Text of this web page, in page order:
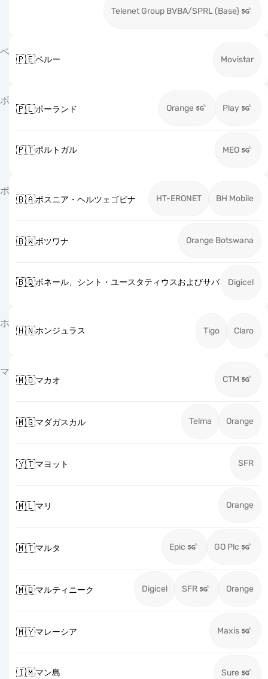
Telenet Group BVBA/SPRL (Base)
ペ
🇵🇪ペルー Movistar
ポ
🇵🇱ポーランド Orange Play
🇵🇹ポルトガル MEO
ボ
🇧🇦ボスニア・ヘルツェゴビナ HT-ERONET BH Mobile
🇧🇼ボツワナ Orange Botswana
🇧🇶ボネール、シント・ユースタティウスおよびサバ Digicel
ホ
🇭🇳ホンジュラス Tigo Claro
マ
🇲🇴マカオ CTM
🇲🇬マダガスカル Telma Orange
🇾🇹マヨット SFR
🇲🇱マリ Orange
🇲🇹マルタ Epic GO Plc
🇲🇶マルティニーク Digicel SFR Orange
🇲🇾マレーシア Maxis
🇮🇲マン島 Sure